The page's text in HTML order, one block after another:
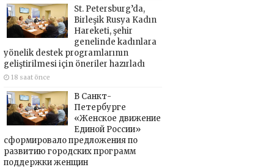
St. Petersburg’da,
Birleşik Rusya Kadın
Hareketi, şehir
genelinde kadınlara
yönelik destek programlarının
geliştirilmesi için öneriler hazırladı
18 saat önce
В Санкт-
Петербурге
«Женское движение
Единой России»
сформировало предложения по
развитию городских программ
поддержки женщин